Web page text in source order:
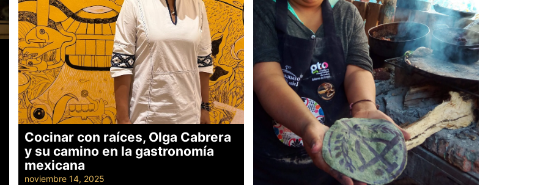
Cocinar con raíces, Olga Cabrera
y su camino en la gastronomía
mexicana
noviembre 14, 2025